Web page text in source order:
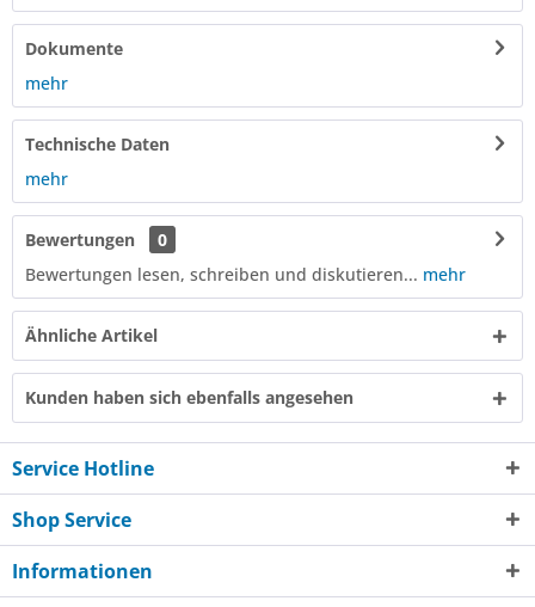
Dokumente
mehr
Technische Daten
mehr
Bewertungen
0
Bewertungen lesen, schreiben und diskutieren... mehr
Ähnliche Artikel
Kunden haben sich ebenfalls angesehen
Service Hotline
Shop Service
Informationen